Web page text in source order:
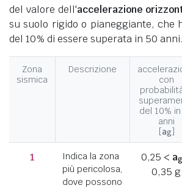
del valore dell'accelerazione
su suolo rigido o pianeggiante, che
del 10% di essere superata in 50 anni.
Zona
sismica
Descrizione
con
del 10%
anni
[ag]
1
Indica la zona
più pericolosa,
dove possono
0,25 < ag
0,35 g